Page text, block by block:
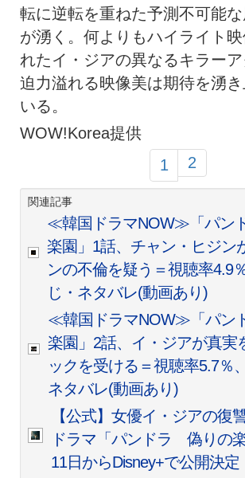
転に逆転を重ねた予測不可能
が湧く。何よりもハイライト
れたイ・ジアの異なるキラー
迫力溢れる映像美は期待を湧
いる。
WOW!Korea提供
1
2
関連記事
≪韓国ドラマNOW≫「パン
楽園」1話、チャン・ヒジン
ンの不倫を疑う＝視聴率4.9
じ・ネタバレ(動画あり)
≪韓国ドラマNOW≫「パン
楽園」2話、イ・ジアが真実
ックを受ける＝視聴率5.7％
ネタバレ(動画あり)
【公式】女優イ・ジアの復
ドラマ「パンドラ 偽りの
11日からDisney+で公開決定